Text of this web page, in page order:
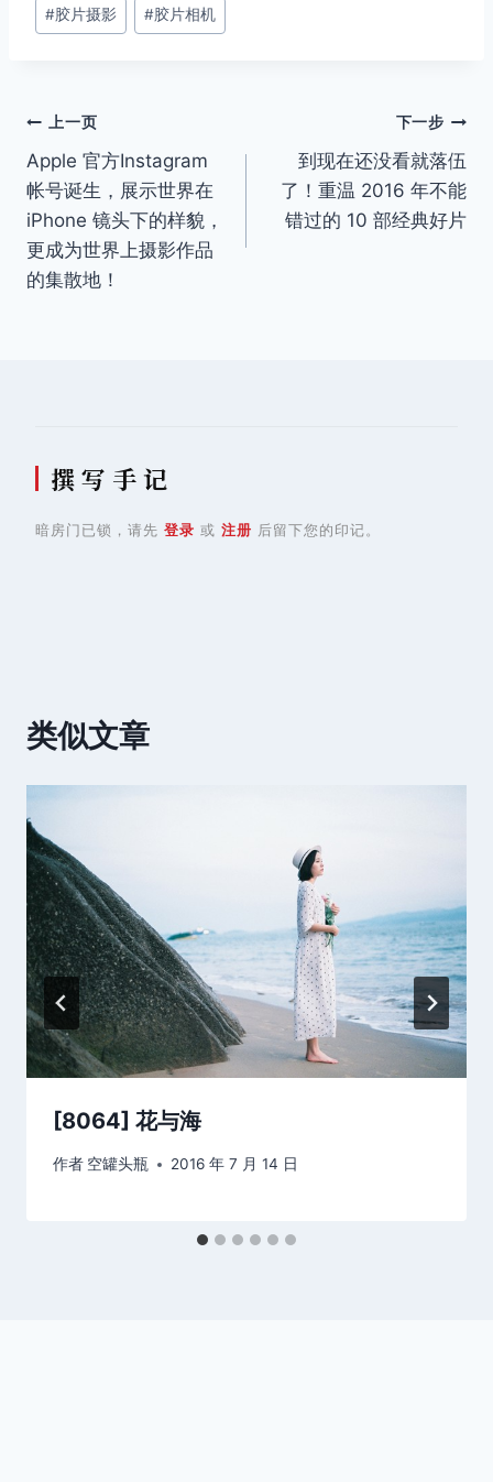
标
#胶片摄影 #胶片相机
文
章
导
航
上一页
Apple 官方Instagram
帐号诞生，展示世界在
iPhone 镜头下的样貌，
更成为世界上摄影作品
的集散地！
下一步
到现在还没看就落伍
了！重温 2016 年不能
错过的 10 部经典好片
撰 写 手 记
暗房门已锁，请先 登录 或 注册 后留下您的印记。
类似文章
[8064] 花与海
作者 空罐头瓶 2016 年 7 月 14 日